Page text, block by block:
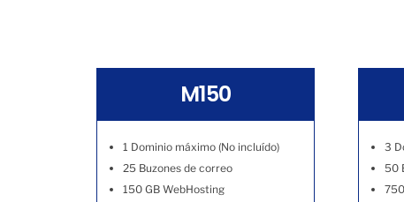
M150
1 Dominio máximo (No incluído)
25 Buzones de correo
150 GB WebHosting
3
50